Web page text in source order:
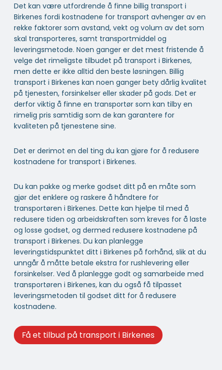
Det kan være utfordrende å finne billig transport i
Birkenes fordi kostnadene for transport avhenger av en
rekke faktorer som avstand, vekt og volum av det som
skal transporteres, samt transportmiddel og
leveringsmetode. Noen ganger er det mest fristende å
velge det rimeligste tilbudet på transport i Birkenes,
men dette er ikke alltid den beste løsningen. Billig
transport i Birkenes kan noen ganger bety dårlig kvalitet
på tjenesten, forsinkelser eller skader på gods. Det er
derfor viktig å finne en transportør som kan tilby en
rimelig pris samtidig som de kan garantere for
kvaliteten på tjenestene sine.
Det er derimot en del ting du kan gjøre for å redusere
kostnadene for transport i Birkenes.
Du kan pakke og merke godset ditt på en måte som
gjør det enklere og raskere å håndtere for
transportøren i Birkenes. Dette kan hjelpe til med å
redusere tiden og arbeidskraften som kreves for å laste
og losse godset, og dermed redusere kostnadene på
transport i Birkenes. Du kan planlegge
leveringstidspunktet ditt i Birkenes på forhånd, slik at du
unngår å måtte betale ekstra for rushlevering eller
forsinkelser. Ved å planlegge godt og samarbeide med
transportøren i Birkenes, kan du også få tilpasset
leveringsmetoden til godset ditt for å redusere
kostnadene.
Få et tilbud på transport i Birkenes